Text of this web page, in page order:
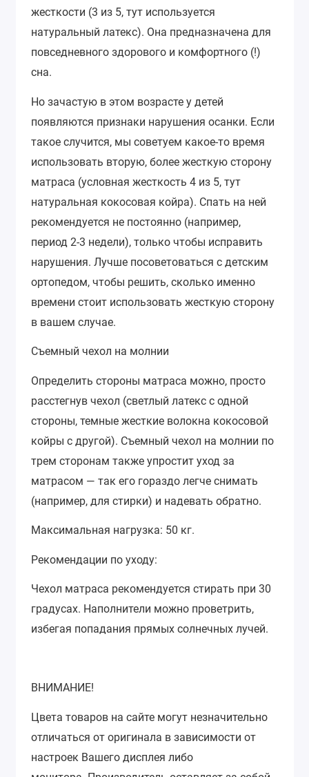
жесткости (3 из 5, тут используется
натуральный латекс). Она предназначена для
повседневного здорового и комфортного (!)
сна.
Но зачастую в этом возрасте у детей
появляются признаки нарушения осанки. Если
такое случится, мы советуем какое-то время
использовать вторую, более жесткую сторону
матраса (условная жесткость 4 из 5, тут
натуральная кокосовая койра). Спать на ней
рекомендуется не постоянно (например,
период 2-3 недели), только чтобы исправить
нарушения. Лучше посоветоваться с детским
ортопедом, чтобы решить, сколько именно
времени стоит использовать жесткую сторону
в вашем случае.
Съемный чехол на молнии
Определить стороны матраса можно, просто
расстегнув чехол (светлый латекс с одной
стороны, темные жесткие волокна кокосовой
койры с другой). Съемный чехол на молнии по
трем сторонам также упростит уход за
матрасом — так его гораздо легче снимать
(например, для стирки) и надевать обратно.
Максимальная нагрузка: 50 кг.
Рекомендации по уходу:
Чехол матраса рекомендуется стирать при 30
градусах. Наполнители можно проветрить,
избегая попадания прямых солнечных лучей.
ВНИМАНИЕ!
Цвета товаров на сайте могут незначительно
отличаться от оригинала в зависимости от
настроек Вашего дисплея либо